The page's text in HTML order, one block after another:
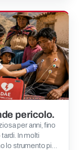
pericolo.
per anni, fino
In molti
lo strumento più